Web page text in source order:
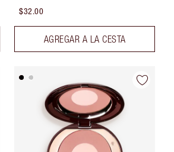
$32.00
AGREGAR A LA CESTA